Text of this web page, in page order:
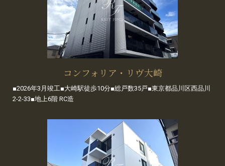
コンフォリア・リヴ大崎
■2026年3月竣工■大崎駅徒歩10分■総戸数35戸■東京都品川区西品川
2-2-33■地上6階 RC造